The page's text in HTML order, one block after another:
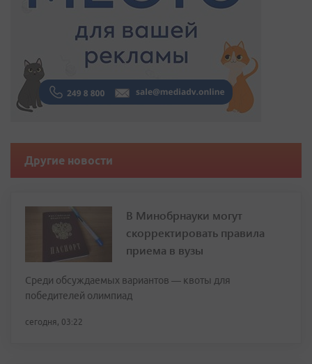
Другие новости
В Минобрнауки могут
скорректировать правила
приема в вузы
Среди обсуждаемых вариантов — квоты для
победителей олимпиад
сегодня, 03:22